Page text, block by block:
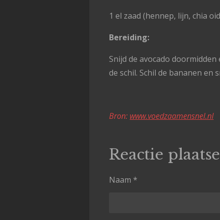
1 el zaad (hennep, lijn, chia
Bereiding:
Snijd de avocado
de schil. Schil de bananen
Bron: www.voedzaamensnel.nl
Reactie
Naam *